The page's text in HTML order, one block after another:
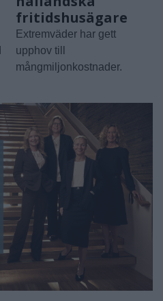
fritidshusägare
Extremväder har gett
upphov till
mångmiljonkostnader.